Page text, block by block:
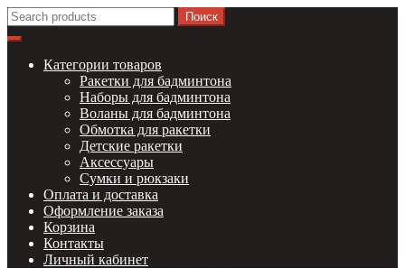
Перейти
к
навигации
Перейти
к
содержимому
Найти:
Категории товаров
Ракетки для бадминтона
Наборы для бадминтона
Воланы для бадминтона
Обмотка для ракетки
Детские ракетки
Аксессуары
Сумки и рюкзаки
Оплата и доставка
Оформление заказа
Корзина
Контакты
Личный кабинет